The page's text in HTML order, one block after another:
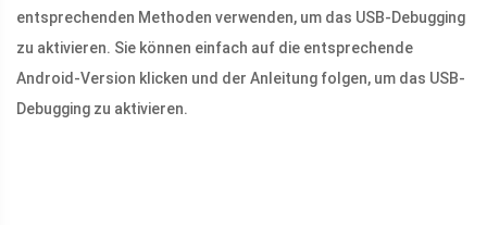
entsprechenden Methoden verwenden, um das USB-Debugging
zu aktivieren. Sie können einfach auf die entsprechende
Android-Version klicken und der Anleitung folgen, um das USB-
Debugging zu aktivieren.